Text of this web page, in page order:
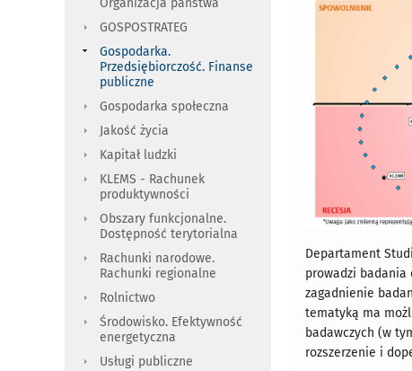
Departament
prowadzi
zagadnienie
tematyką ma
badawczych (w
rozszerzenie i
Organizacja państwa
GOSPOSTRATEG
Gospodarka.
Przedsiębiorczość. Finanse
publiczne
Gospodarka społeczna
Jakość życia
Kapitał ludzki
KLEMS - Rachunek
produktywności
Obszary funkcjonalne.
Dostępność terytorialna
Rachunki narodowe.
Rachunki regionalne
Rolnictwo
Środowisko. Efektywność
energetyczna
Usługi publiczne